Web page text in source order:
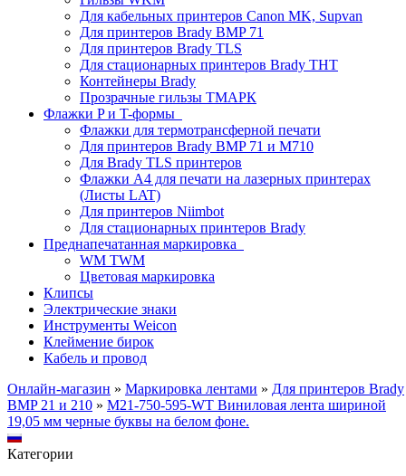
Для кабельных принтеров Canon MK, Supvan
Для принтеров Brady BMP 71
Для принтеров Brady TLS
Для стационарных принтеров Brady THT
Контейнеры Brady
Прозрачные гильзы ТМАРК
Флажки P и T-формы
Флажки для термотрансферной печати
Для принтеров Brady BMP 71 и M710
Для Brady TLS принтеров
Флажки A4 для печати на лазерных принтерах
(Листы LAT)
Для принтеров Niimbot
Для стационарных принтеров Brady
Преднапечатанная маркировка
WM TWM
Цветовая маркировка
Клипсы
Электрические знаки
Инструменты Weicon
Клеймение бирок
Кабель и провод
Онлайн-магазин » Маркировка лентами » Для принтеров Brady
BMP 21 и 210 » M21-750-595-WT Виниловая лента шириной
19,05 мм черные буквы на белом фоне.
Категории